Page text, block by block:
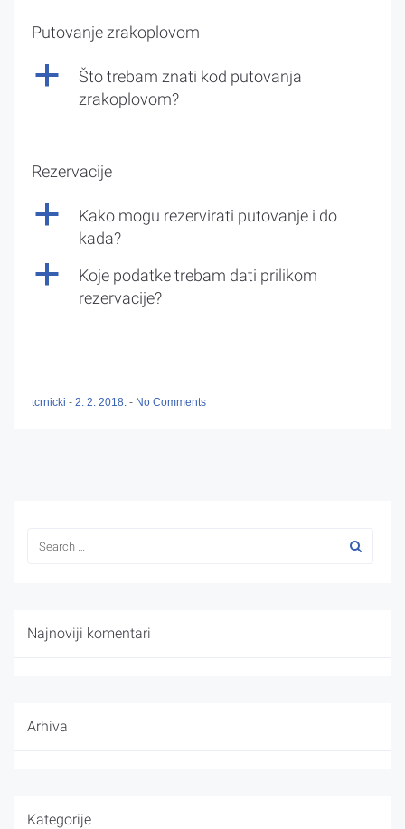
Putovanje zrakoplovom
a
Što trebam znati kod putovanja
zrakoplovom?
Rezervacije
a
Kako mogu rezervirati putovanje i do
kada?
a
Koje podatke trebam dati prilikom
rezervacije?
tcrnicki - 2. 2. 2018. - No Comments
Najnoviji komentari
Arhiva
Kategorije